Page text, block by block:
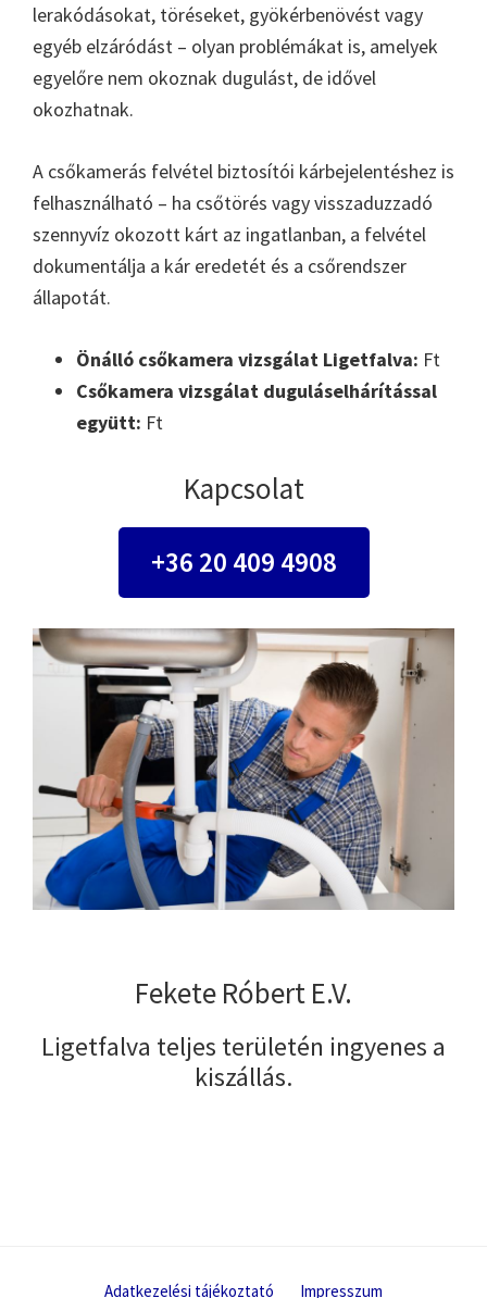
lerakódásokat, töréseket, gyökérbenövést vagy
egyéb elzáródást – olyan problémákat is, amelyek
egyelőre nem okoznak dugulást, de idővel
okozhatnak.
A csőkamerás felvétel biztosítói kárbejelentéshez is
felhasználható – ha csőtörés vagy visszaduzzadó
szennyvíz okozott kárt az ingatlanban, a felvétel
dokumentálja a kár eredetét és a csőrendszer
állapotát.
Önálló csőkamera vizsgálat Ligetfalva: Ft
Csőkamera vizsgálat duguláselhárítással
együtt: Ft
Kapcsolat
+36 20 409 4908
Fekete Róbert E.V.
Ligetfalva teljes területén ingyenes a
kiszállás.
Adatkezelési tájékoztató Impresszum